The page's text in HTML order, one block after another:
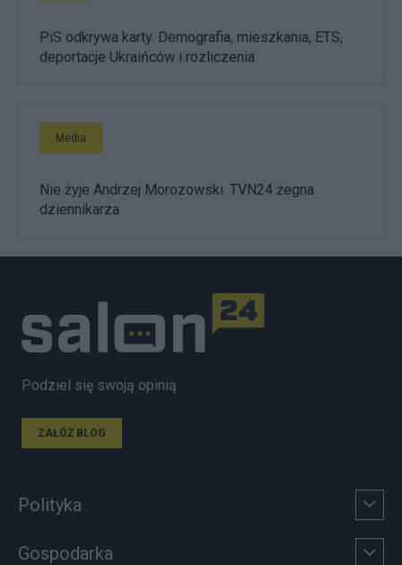
PiS odkrywa karty. Demografia, mieszkania, ETS,
deportacje Ukraińców i rozliczenia
Media
Nie żyje Andrzej Morozowski. TVN24 żegna
dziennikarza
Podziel się swoją opinią
ZAŁÓŻ BLOG
Polityka
Gospodarka